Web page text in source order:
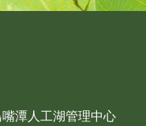
潭人工湖管理中心